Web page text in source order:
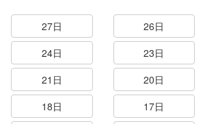
27日
26日
24日
23日
21日
20日
18日
17日